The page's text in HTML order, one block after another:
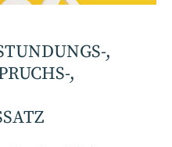
,
,